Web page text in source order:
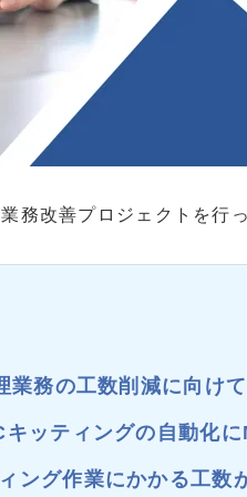
務改善プロジェクト を行
業務の工数削減に向けて
キッティングの自動化
ング作業にかかる工数